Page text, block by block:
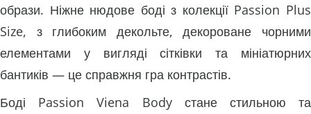
образи. Ніжне нюдове боді з колекції Passion Plus
Size, з глибоким декольте, декороване чорними
елементами у вигляді сітківки та мініатюрних
бантиків — це справжня гра контрастів.
Боді Passion Viena Body стане стильною та